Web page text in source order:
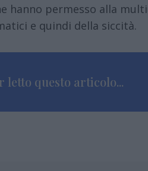
hanno permesso alla
e quindi della siccità.
letto questo articolo...